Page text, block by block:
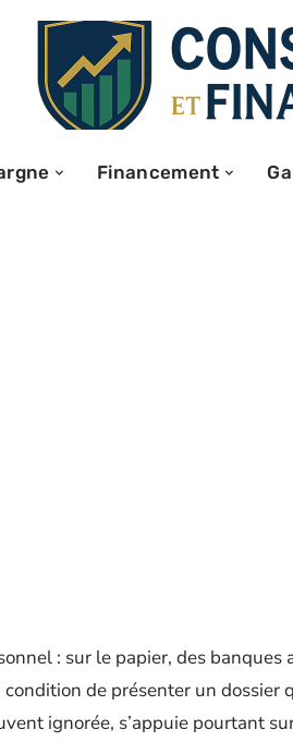
Financement
: sur le papier, des banques
de présenter un dossier
ignorée, s’appuie pourtant